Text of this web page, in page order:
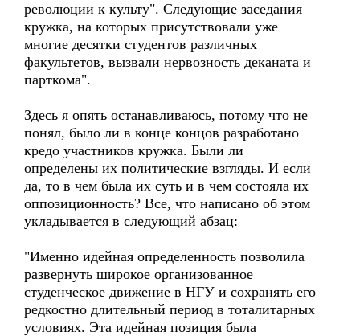
революции к культу". Следующие заседания
кружка, на которых присутствовали уже
многие десятки студентов различных
факультетов, вызвали нервозность деканата и
парткома".
Здесь я опять останавливаюсь, потому что не
понял, было ли в конце концов разработано
кредо участников кружка. Были ли
определены их политические взгляды. И если
да, то в чем была их суть и в чем состояла их
оппозиционность? Все, что написано об этом
укладывается в следующий абзац:
"Именно идейная определенность позволила
развернуть широкое организованное
студенческое движение в НГУ и сохранять его
редкостно длительный период в тоталитарных
условиях. Эта идейная позиция была